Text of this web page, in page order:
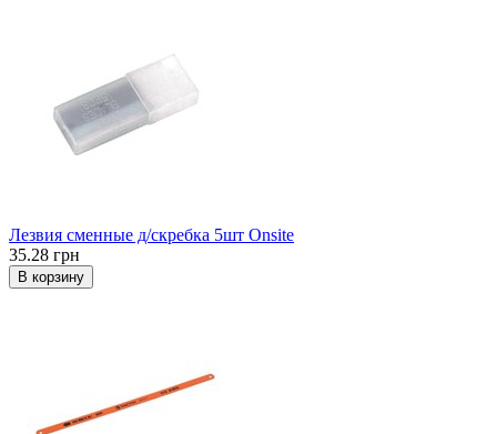
Лезвия сменные д/скребка 5шт Onsite
35.28 грн
В корзину